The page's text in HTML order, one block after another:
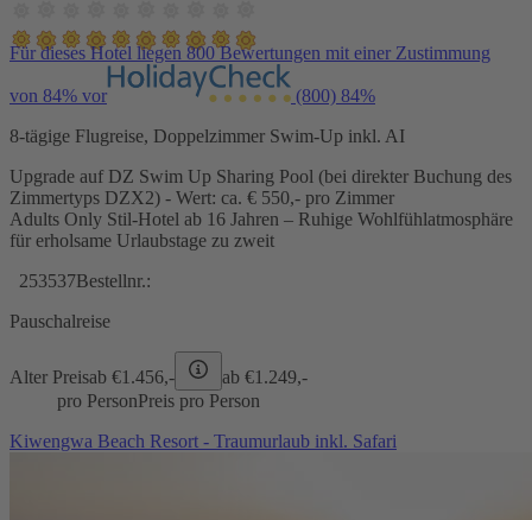
Für dieses Hotel liegen 800 Bewertungen mit einer Zustimmung
von 84% vor (800) 84%
8-tägige Flugreise, Doppelzimmer Swim-Up inkl. AI
Upgrade auf DZ Swim Up Sharing Pool (bei direkter Buchung des
Zimmertyps DZX2) - Wert: ca. € 550,- pro Zimmer
Adults Only Stil-Hotel ab 16 Jahren – Ruhige Wohlfühlatmosphäre
für erholsame Urlaubstage zu zweit
253537Bestellnr.:
Pauschalreise
Alter Preisab €1.456,- ab €1.249,-
pro PersonPreis pro Person
Kiwengwa Beach Resort - Traumurlaub inkl. Safari